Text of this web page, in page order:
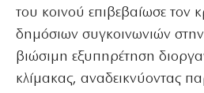
του κοινού επιβεβαίωσε τον
δημόσιων συγκοινωνιών
βιώσιμη εξυπηρέτηση
κλίμακας, αναδεικνύοντας